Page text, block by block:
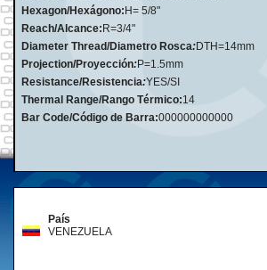
Hexagon/Hexágono: H= 5/8"
Reach/Alcance: R=3/4"
Diameter Thread/Diametro Rosca:DTH=14mm
Projection/Proyección:P=1.5mm
Resistance/Resistencia:YES/SI
Thermal Range/Rango Térmico:14
Bar Code/Código de Barra:000000000000
País
VENEZUELA